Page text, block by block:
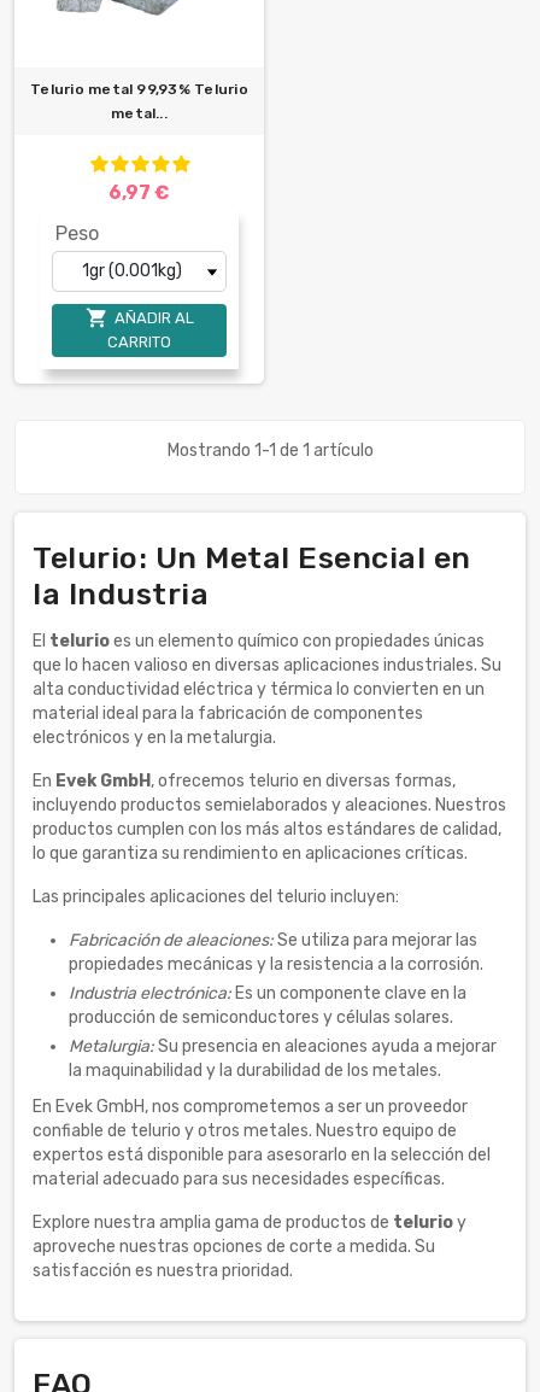
Telurio metal 99,93% Telurio
metal...
6,97 €
Peso
 AÑADIR AL
CARRITO
Mostrando 1-1 de 1 artículo
Telurio: Un Metal Esencial en
la Industria
El telurioes un elemento químico con propiedades únicas
que lo hacen valioso en diversas aplicaciones industriales. Su
alta conductividad eléctrica y térmica lo convierten en un
material ideal para la fabricación de componentes
electrónicos y en la metalurgia.
En Evek GmbH , ofrecemos telurio en diversas formas,
incluyendo productos semielaborados y aleaciones. Nuestros
productos cumplen con los más altos estándares de calidad,
lo que garantiza su rendimiento en aplicaciones críticas.
Las principales aplicaciones del telurio incluyen:
Fabricación de aleaciones:Se utiliza para mejorar las
propiedades mecánicas y la resistencia a la corrosión.
Industria electrónica: Es un componente clave en la
producción de semiconductores y células solares.
Metalurgia:Su presencia en aleaciones ayuda a mejorar
la maquinabilidad y la durabilidad de los metales.
En Evek GmbH, nos comprometemos a ser un proveedor
confiable de telurio y otros metales. Nuestro equipo de
expertos está disponible para asesorarlo en la selección del
material adecuado para sus necesidades específicas.
Explore nuestra amplia gama de productos de telurioy
aproveche nuestras opciones de corte a medida. Su
satisfacción es nuestra prioridad.
FAQ